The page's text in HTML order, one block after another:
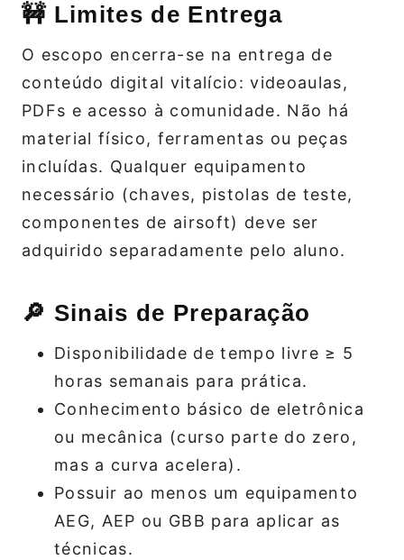
🚧 Limites de Entrega
O escopo encerra-se na entrega de
conteúdo digital vitalício: videoaulas,
PDFs e acesso à comunidade. Não há
material físico, ferramentas ou peças
incluídas. Qualquer equipamento
necessário (chaves, pistolas de teste,
componentes de airsoft) deve ser
adquirido separadamente pelo aluno.
🔎 Sinais de Preparação
Disponibilidade de tempo livre ≥ 5
horas semanais para prática.
Conhecimento básico de eletrônica
ou mecânica (curso parte do zero,
mas a curva acelera).
Possuir ao menos um equipamento
AEG, AEP ou GBB para aplicar as
técnicas.